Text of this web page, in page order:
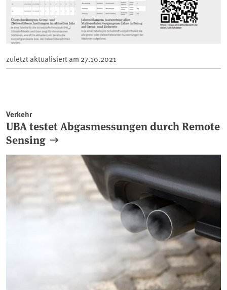
zuletzt aktualisiert am 27.10.2021
Verkehr
UBA testet Abgasmessungen durch Remote
Sensing